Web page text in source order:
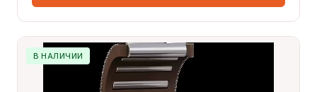
В НАЛИЧИИ